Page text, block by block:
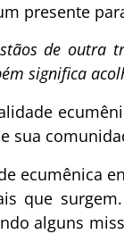
presente
de outra
significa
sua
ecumênica
que
alguns